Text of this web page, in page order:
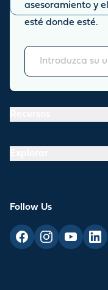
asesoramiento y
esté donde esté.
Puede darse de baja en
Acerca de
Follow Us